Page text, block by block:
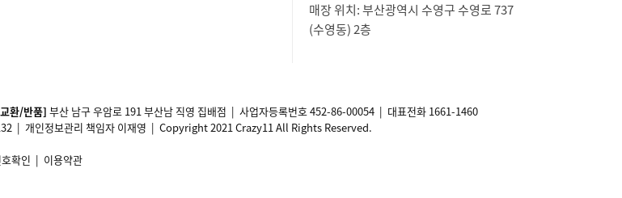
매장 위치: 부산광역시 수영구 수영로 737
(수영동) 2층
환/반품] 부산 남구 우암로 191 부산남 직영 집배점 | 사업자등록번호452-86-00054 | 대표전화 1661-1460
| 개인정보관리 책임자 이재영 | Copyright 2021 Crazy11 All Rights Reserved.
확인 | 이용약관